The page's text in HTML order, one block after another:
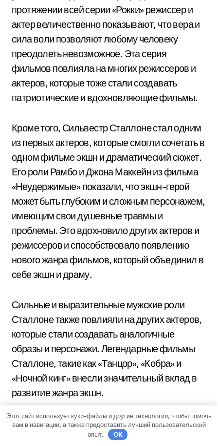
протяжении всей серии «Рокки» режиссер и
актер величественно показывают, что вера и
сила воли позволяют любому человеку
преодолеть невозможное. Эта серия
фильмов повлияла на многих режиссеров и
актеров, которые тоже стали создавать
патриотические и вдохновляющие фильмы.
Кроме того, Сильвестр Сталлоне стал одним
из первых актеров, которые смогли сочетать в
одном фильме экшн и драматический сюжет.
Его роли Рамбо и Джона Маккейн из фильма
«Неудержимые» показали, что экшн-герой
может быть глубоким и сложным персонажем,
имеющим свои душевные травмы и
проблемы. Это вдохновило других актеров и
режиссеров и способствовало появлению
нового жанра фильмов, который объединил в
себе экшн и драму.
Сильные и выразительные мужские роли
Сталлоне также повлияли на других актеров,
которые стали создавать аналогичные
образы и персонажи. Легендарные фильмы
Сталлоне, такие как «Танцор», «Кобра» и
«Ночной кинг» внесли значительный вклад в
развитие жанра экшн.
В целом, Сильвестр Сталлоне оказал
огромное влияние на жанр экшн-фильмов.
Этот сайт использует куки-файлы и другие технологии, чтобы помочь
вам в навигации, а также предоставить лучший пользовательский
опыт.
OK